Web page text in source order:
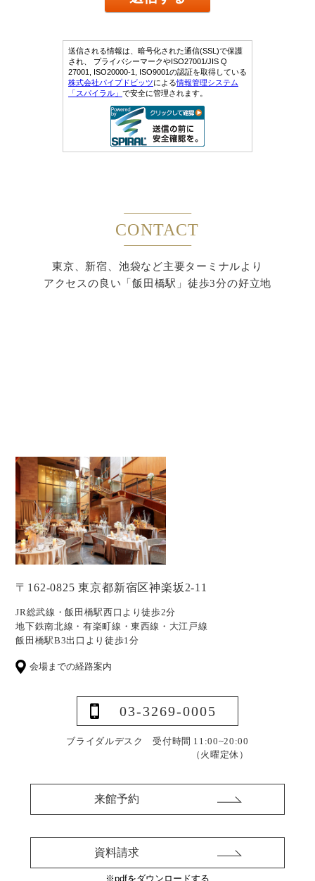
CONTACT
東京、新宿、池袋など主要ターミナルより
アクセスの良い「飯田橋駅」徒歩3分の好立地
〒162-0825 東京都新宿区神楽坂2-11
JR総武線・飯田橋駅西口より徒歩2分
地下鉄南北線・有楽町線・東西線・大江戸線
飯田橋駅B3出口より徒歩1分
会場までの経路案内
03-3269-0005
ブライダルデスク 受付時間 11:00~20:00
（火曜定休）
来館予約
資料請求
※pdfをダウンロードする